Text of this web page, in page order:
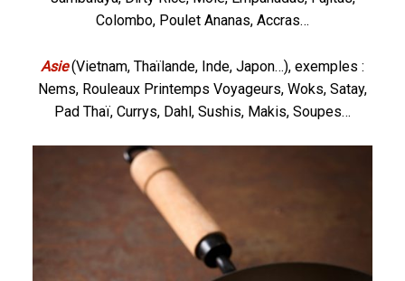
Colombo, Poulet Ananas, Accras…
Asie(Vietnam, Thaïlande, Inde, Japon…), exemples :
Nems, Rouleaux Printemps Voyageurs, Woks, Satay,
Pad Thaï, Currys, Dahl, Sushis, Makis, Soupes…